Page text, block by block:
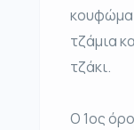
τζάμια
τζάκι.
Ο 1ος